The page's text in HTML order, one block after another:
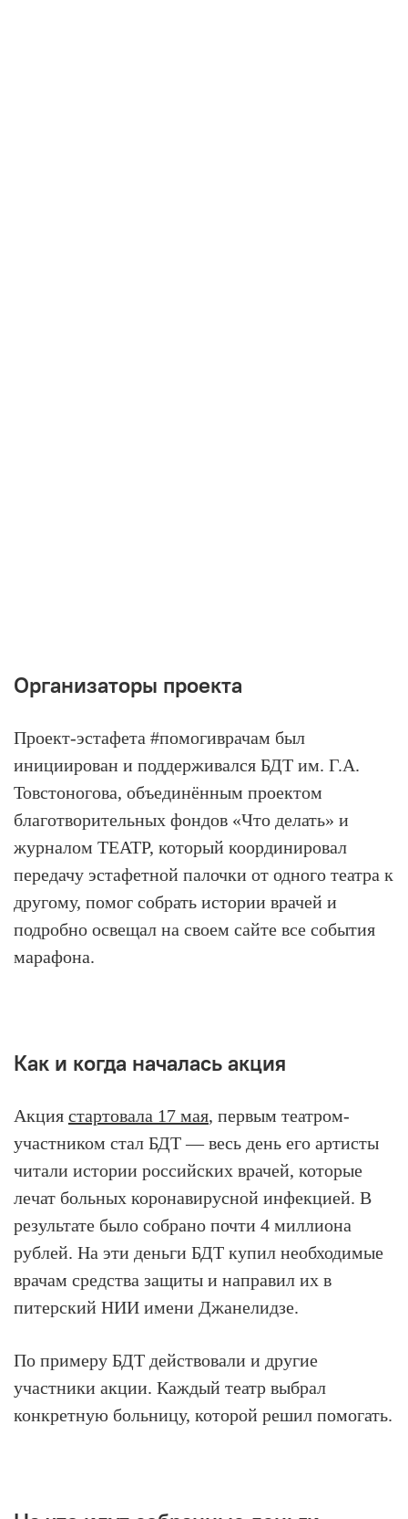
Организаторы проекта
Проект-эстафета #помогиврачам был
инициирован и поддерживался БДТ им. Г.А.
Товстоногова, объединённым проектом
благотворительных фондов «Что делать» и
журналом ТЕАТР, который координировал
передачу эстафетной палочки от одного театра к
другому, помог собрать истории врачей и
подробно освещал на своем сайте все события
марафона.
Как и когда началась акция
Акция стартовала 17 мая, первым театром-
участником стал БДТ — весь день его артисты
читали истории российских врачей, которые
лечат больных коронавирусной инфекцией. В
результате было собрано почти 4 миллиона
рублей. На эти деньги БДТ купил необходимые
врачам средства защиты и направил их в
питерский НИИ имени Джанелидзе.
По примеру БДТ действовали и другие
участники акции. Каждый театр выбрал
конкретную больницу, которой решил помогать.